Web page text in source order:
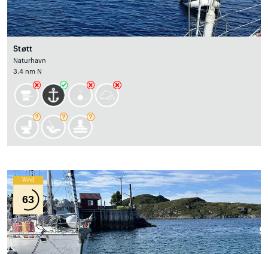
Støtt
Naturhavn
3.4 nm N
Wind
63